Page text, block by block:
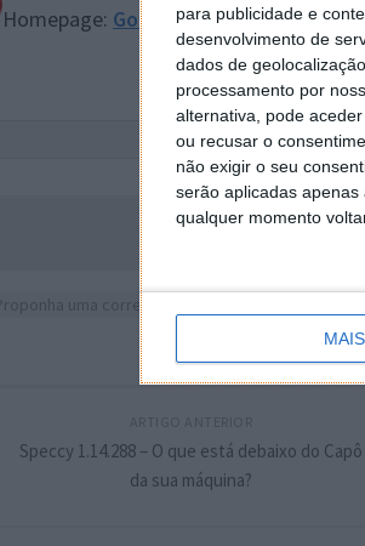
para publicidade e
desenvolvimento de
dados de
processamento por
alternativa, pode
ou recusar o
não exigir o seu
serão aplicadas
qualquer momento
Homepage: Google
Este
Acompanhe o
Proponha uma correção, faça uma sugestão
Speccy 1.14.288 – O que está debaixo do Capô
da sua máquina?